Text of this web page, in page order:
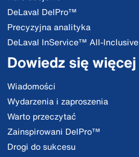
DeLaval DelPro™
Precyzyjna analityka
DeLaval InService™ All-Inclusive
Dowiedz się więcej
Wiadomości
Wydarzenia i zaproszenia
Warto przeczytać
Zainspirowani DelPro™
Drogi do sukcesu